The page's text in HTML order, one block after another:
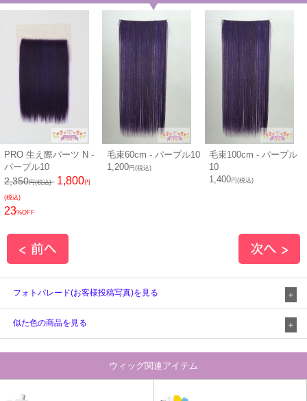
PRO 生え際パーツ N -
パープル10
2,350円(税込) 1,800円
(税込)
23%OFF
毛束60cm - パープル10
1,200円(税込)
毛束100cm - パープル
10
1,400円(税込)
フォトパレード(お客様投稿写真)を見る
似た色の商品を見る
ウィッグ関連アイテム